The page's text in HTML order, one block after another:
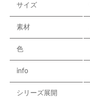
サイズ
素材
色
info
シリーズ展開